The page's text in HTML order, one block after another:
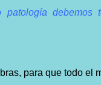
patología debemos
para que todo el